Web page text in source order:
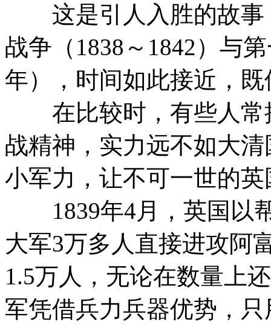
这是引人入胜的故事
战争（1838～1842）与
年），时间如此接近，
在比较时，有些人常
战精神，实力远不如大
小军力，让不可一世的
1839年4月，英国以
大军3万多人直接进攻阿
1.5万人，无论在数量上
军凭借兵力兵器优势，